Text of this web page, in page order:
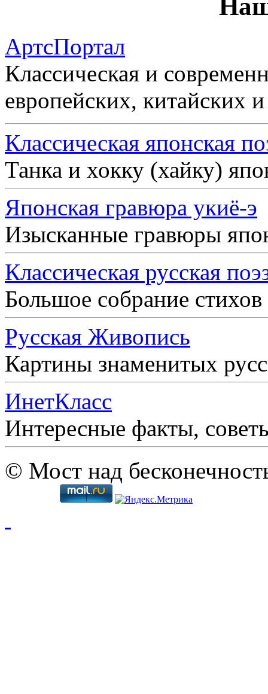
АртсПортал
Классическая и
европейских, китайских
Классическая японская
Танка и хокку (хайку)
Японская гравюра укиё-э
Изысканные гравюры
Классическая русская
Большое собрание
Русская Живопись
Картины знаменитых
ИнетКласс
Интересные факты,
© Мост над